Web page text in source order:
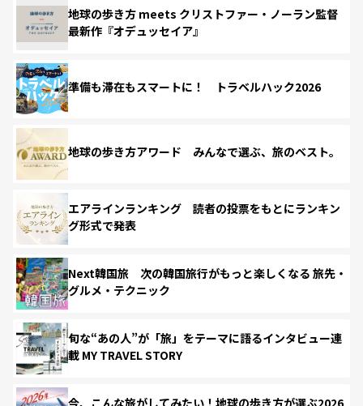
地球の歩き方 meets クリストファー・ノーラン監督
最新作『オデュッセイア』
準備も滞在もスマートに！ トラベルハック2026
地球の歩き方アワード みんなで選ぶ、旅のベスト。
エアラインランキング 読者の投票をもとにランキン
グ形式で発表
Next韓国旅 次の韓国旅行がもっと楽しくなる 旅先・
グルメ・テクニック
旬な“あの人”が「旅」をテーマに語るインタビュー連
載 MY TRAVEL STORY
今、こんな旅がしてみたい！地球の歩き方が選ぶ2026